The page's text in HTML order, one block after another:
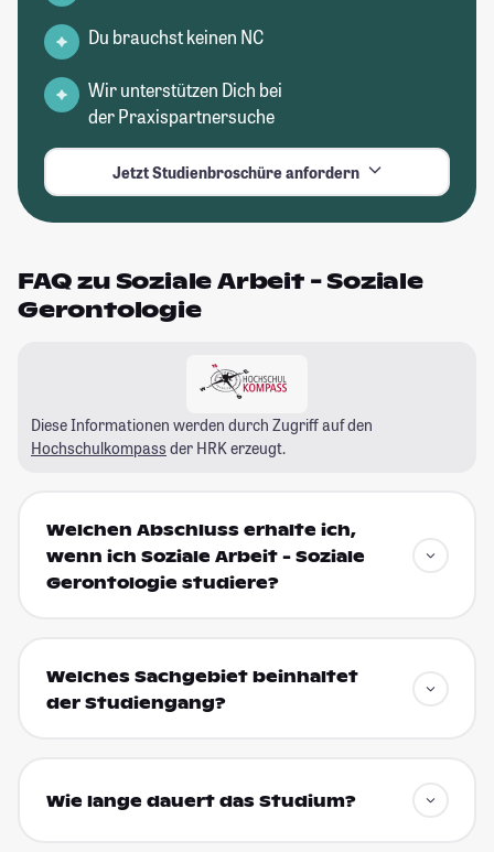
Du brauchst keinen NC
Wir unterstützen Dich bei
der Praxispartnersuche
Jetzt Studienbroschüre anfordern
FAQ zu Soziale Arbeit - Soziale
Gerontologie
Diese Informationen werden durch Zugriff auf den
Hochschulkompass der HRK erzeugt.
Welchen Abschluss erhalte ich,
wenn ich Soziale Arbeit - Soziale
Gerontologie studiere?
Welches Sachgebiet beinhaltet
der Studiengang?
Wie lange dauert das Studium?